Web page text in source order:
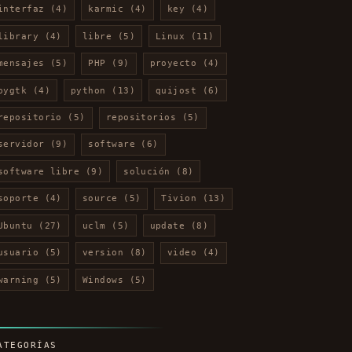
(4) karmic (4) key (4)
(4) libre (5) Linux (11)
(5) PHP (9) proyecto (4)
(4) python (13) quijost (6)
(5) repositorios (5)
(9) software (6)
libre (9) solución (8)
(4) source (5) Tivion (13)
(27) uclm (5) update (8)
(5) version (8) video (4)
(5) Windows (5)